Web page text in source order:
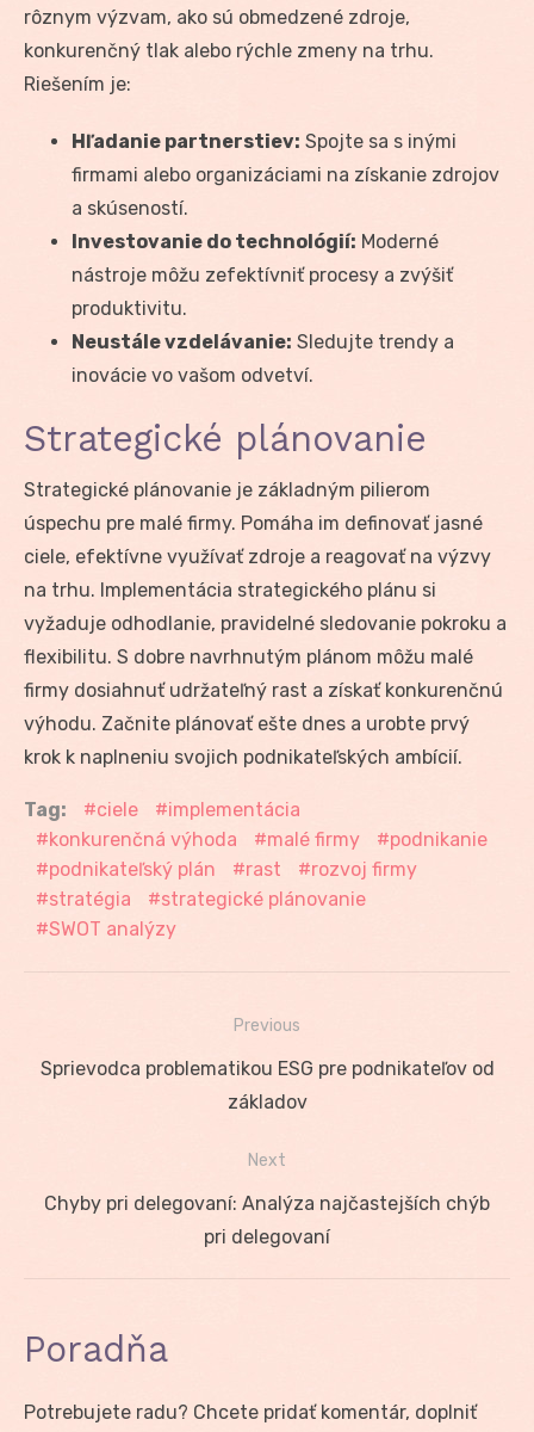
rôznym výzvam, ako sú obmedzené zdroje,
konkurenčný tlak alebo rýchle zmeny na trhu.
Riešením je:
Hľadanie partnerstiev: Spojte sa s inými
firmami alebo organizáciami na získanie zdrojov
a skúseností.
Investovanie do technológií: Moderné
nástroje môžu zefektívniť procesy a zvýšiť
produktivitu.
Neustále vzdelávanie: Sledujte trendy a
inovácie vo vašom odvetví.
Strategické plánovanie
Strategické plánovanie je základným pilierom
úspechu pre malé firmy. Pomáha im definovať jasné
ciele, efektívne využívať zdroje a reagovať na výzvy
na trhu. Implementácia strategického plánu si
vyžaduje odhodlanie, pravidelné sledovanie pokroku a
flexibilitu. S dobre navrhnutým plánom môžu malé
firmy dosiahnuť udržateľný rast a získať konkurenčnú
výhodu. Začnite plánovať ešte dnes a urobte prvý
krok k naplneniu svojich podnikateľských ambícií.
Tag: ciele
implementácia
konkurenčná výhoda
malé firmy
podnikanie
podnikateľský plán
rast
rozvoj firmy
stratégia
strategické plánovanie
SWOT analýzy
Navigácia
Previous
Previous
Sprievodca problematikou ESG pre podnikateľov od
základov
Next
Next
Chyby pri delegovaní: Analýza najčastejších chýb
pri delegovaní
Poradňa
Potrebujete radu? Chcete pridať komentár, doplniť